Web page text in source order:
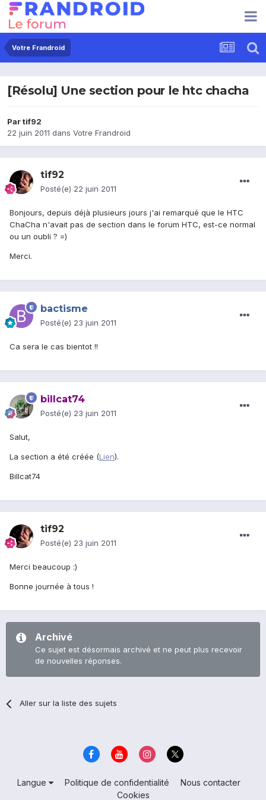
Votre Frandroid
[Résolu] Une section pour le htc chacha
Partif92
22 juin 2011 dans Votre Frandroid
tif92
Posté(e) 22 juin 2011
Bonjours, depuis déjà plusieurs jours j'ai remarqué que le HTC
ChaCha n'avait pas de section dans le forum HTC, est-ce normal
ou un oubli ? =)
Merci.
bactisme
Posté(e) 23 juin 2011
Ca sera le cas bientot !!
billcat74
Posté(e) 23 juin 2011
Salut,
La section a été créée (Lien).
Billcat74
tif92
Posté(e) 23 juin 2011
Merci beaucoup :)
Bonne journée à tous !
Archivé
Ce sujet est désormais archivé et ne peut plus recevoir
de nouvelles réponses.
Aller sur la liste des sujets
Langue Politique de confidentialité
Nous contacter
Cookies